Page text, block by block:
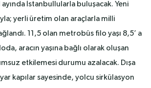
İstanbullularla buluşacak. Yeni
yerli üretim olan araçlarla milli
11,5 olan metrobüs filo yaşı 8,5’ a
aracın yaşına bağlı olarak oluşan
etkilemesi durumu azalacak. Dışa
kapılar sayesinde, yolcu sirkülasyon